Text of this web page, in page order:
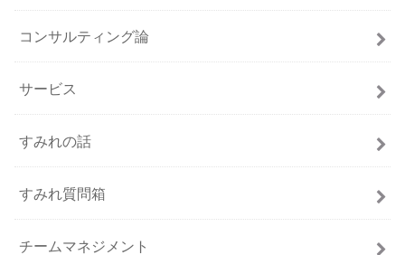
コンサルティング論
サービス
すみれの話
すみれ質問箱
チームマネジメント